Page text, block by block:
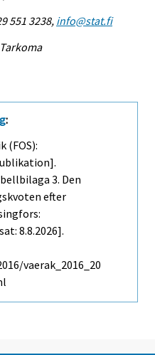
551 3238, info@stat.fi
:
(FOS):
3. Den
efter
8.8.2026].
vaerak_2016_20